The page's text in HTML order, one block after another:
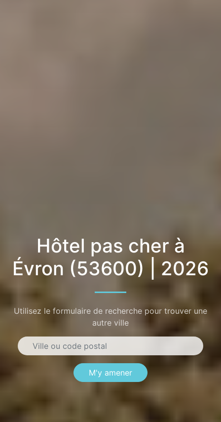
Hôtel pas cher à
Évron (53600) | 2026
Utilisez le formulaire de recherche pour trouver une
autre ville
M'y amener